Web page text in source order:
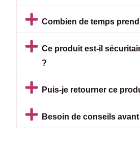
Combien de temps
Ce produit est-il
?
Puis-je retourner ce
Besoin de conseils avant